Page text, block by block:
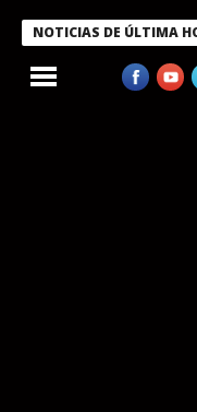
NOTICIAS DE ÚLTIMA
a miembros de la